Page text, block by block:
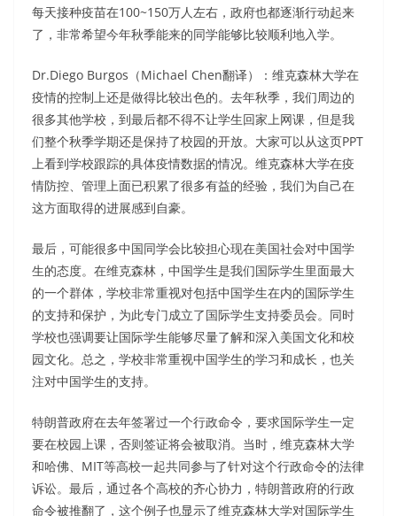
每天接种疫苗在100~150万人左右，政府也都逐渐行动起来
了，非常希望今年秋季能来的同学能够比较顺利地入学。
Dr.Diego Burgos（Michael Chen翻译）：维克森林大学在
疫情的控制上还是做得比较出色的。去年秋季，我们周边的
很多其他学校，到最后都不得不让学生回家上网课，但是我
们整个秋季学期还是保持了校园的开放。大家可以从这页PPT
上看到学校跟踪的具体疫情数据的情况。维克森林大学在疫
情防控、管理上面已积累了很多有益的经验，我们为自己在
这方面取得的进展感到自豪。
最后，可能很多中国同学会比较担心现在美国社会对中国学
生的态度。在维克森林，中国学生是我们国际学生里面最大
的一个群体，学校非常重视对包括中国学生在内的国际学生
的支持和保护，为此专门成立了国际学生支持委员会。同时
学校也强调要让国际学生能够尽量了解和深入美国文化和校
园文化。总之，学校非常重视中国学生的学习和成长，也关
注对中国学生的支持。
特朗普政府在去年签署过一个行政命令，要求国际学生一定
要在校园上课，否则签证将会被取消。当时，维克森林大学
和哈佛、MIT等高校一起共同参与了针对这个行政命令的法律
诉讼。最后，通过各个高校的齐心协力，特朗普政府的行政
命令被推翻了，这个例子也显示了维克森林大学对国际学生